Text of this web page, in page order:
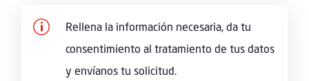
p
Rellena la información necesaria, da tu
consentimiento al tratamiento de tus datos
y envíanos tu solicitud.